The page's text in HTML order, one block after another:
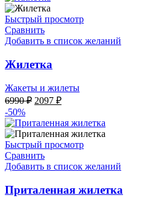
14990 ₽.
Быстрый просмотр
Сравнить
Добавить в список желаний
Жилетка
Жакеты и жилеты
6990₽ Первоначальная
составляла
6990 ₽.
2097 ₽Текущая
2097 ₽.
-50%
Быстрый просмотр
Сравнить
Добавить в список желаний
Приталенная жилетка